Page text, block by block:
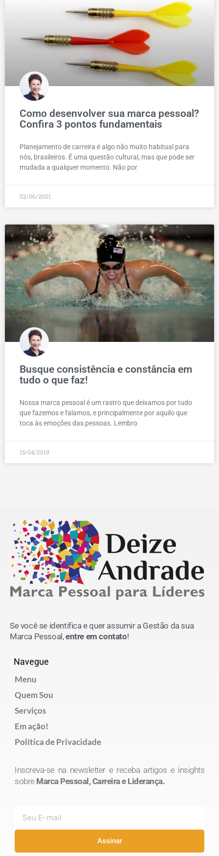
Como desenvolver sua marca pessoal?
Confira 3 pontos fundamentais
Planejamento de carreira é algo não muito habitual para
nós, brasileiros. É uma questão cultural, mas que pode ser
mudada a qualquer momento. Não por
02/06/2021
Busque consistência e constância em
tudo o que faz!
Nossa marca pessoal é um rastro que deixamos por tudo
que fazemos e falamos, e principalmente por aquilo que
toca às emoções das pessoas. Lembro
15/04/2019
Se você se identifica e quer assumir a Gestão da sua
Marca Pessoal,entre em contato!
Navegue
Menu
Quem Sou
Serviços
Em ação!
Política de Privacidade
Inscreva-se na newsletter e receba artigos e insights
sobre Marca Pessoal, Carreira e Liderança.
mail
Assinar